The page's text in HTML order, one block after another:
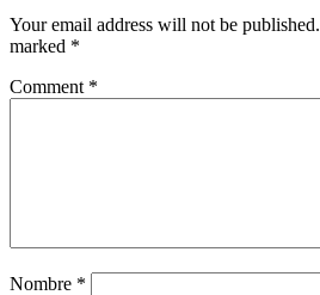
Your email address will not be published.
marked *
Comment *
Nombre *